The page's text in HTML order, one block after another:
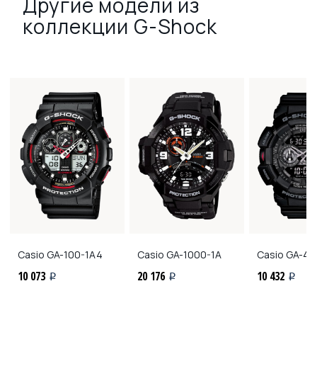
коллекции G-Shock
Casio GA-100-1A4
10 073 i
Casio GA-1000-1A
20 176 i
Casio GA-
10 432 i